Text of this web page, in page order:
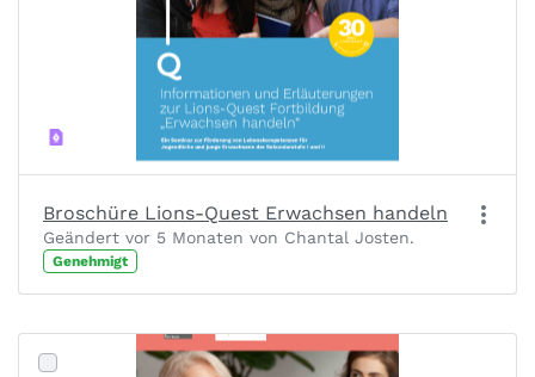
Broschüre Lions-Quest Erwachsen handeln
Geändert vor 5 Monaten von Chantal Josten.
Genehmigt